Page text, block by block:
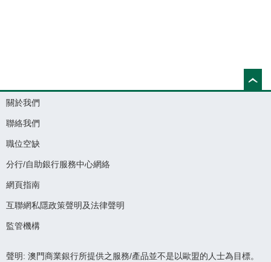
關於我們
聯絡我們
職位空缺
分行/自助銀行服務中心網絡
網頁指南
互聯網私隱政策聲明及法律聲明
監管機構
聲明: 澳門商業銀行所提供之服務/產品並不是以歐盟的人士為目標。